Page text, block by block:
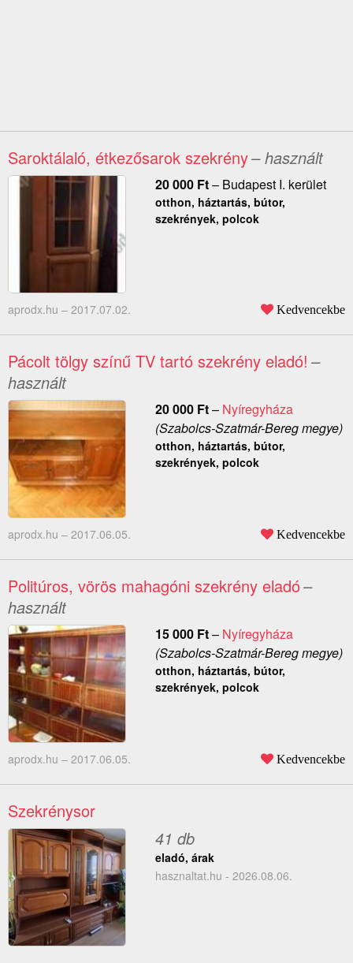
Saroktálaló, étkezősarok szekrény– használt
20 000 Ft– Budapest I. kerület
otthon, háztartás, bútor,
szekrények, polcok
aprodx.hu – 2017.07.02. Kedvencekbe
Pácolt tölgy színű TV tartó szekrény eladó! –
használt
20 000 Ft– Nyíregyháza
(Szabolcs-Szatmár-Bereg megye)
otthon, háztartás, bútor,
szekrények, polcok
aprodx.hu – 2017.06.05. Kedvencekbe
Politúros, vörös mahagóni szekrény eladó–
használt
15 000 Ft– Nyíregyháza
(Szabolcs-Szatmár-Bereg megye)
otthon, háztartás, bútor,
szekrények, polcok
aprodx.hu – 2017.06.05. Kedvencekbe
Szekrénysor
41 db
eladó, árak
hasznaltat.hu - 2026.08.06.